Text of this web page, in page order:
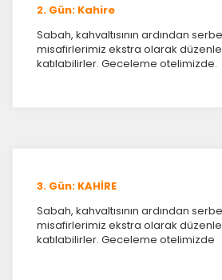
2. Gün: Kahire
Sabah, kahvaltısının ardından
misafirlerimiz ekstra olarak
katılabilirler. Geceleme otelimizde.
3. Gün: KAHİRE
Sabah, kahvaltısının ardından
misafirlerimiz ekstra olarak
katılabilirler. Geceleme otelimizde